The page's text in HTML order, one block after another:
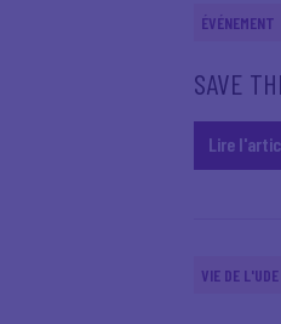
ÉVÉNEMENT
SAVE
Lire
VIE DE L'UDE